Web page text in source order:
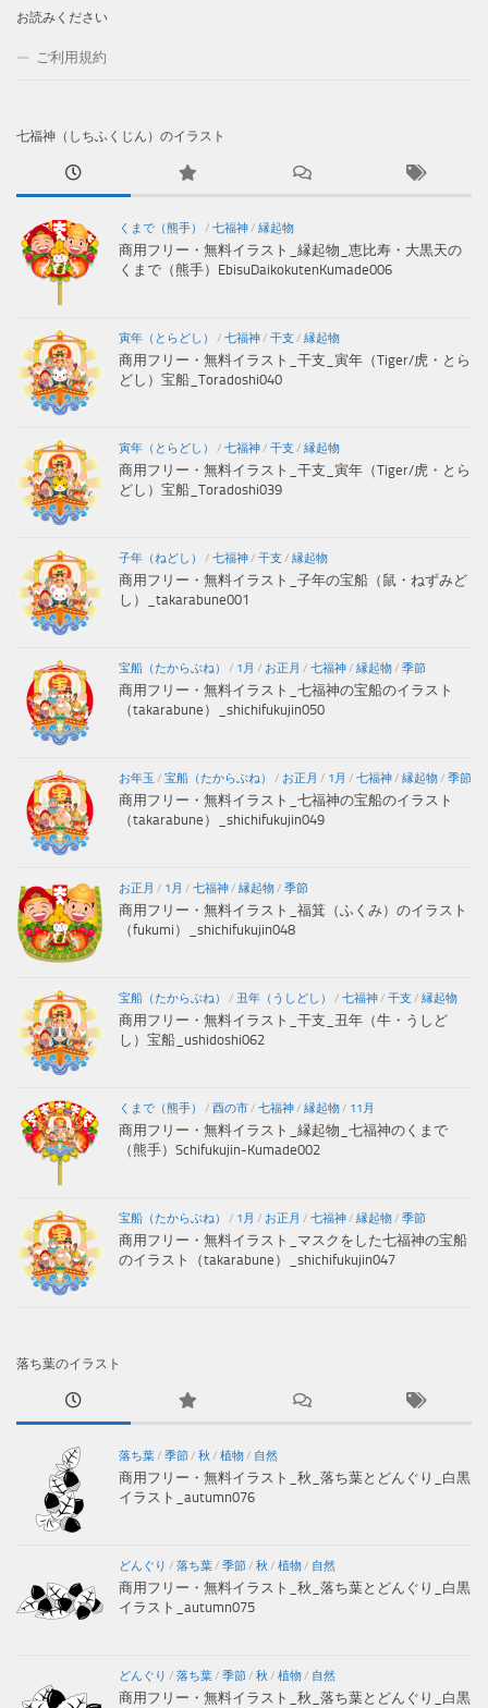
お読みください
ご利用規約
七福神（しちふくじん）のイラスト
くまで（熊手） / 七福神/ 縁起物
商用フリー・無料イラスト_縁起物_恵比寿・大黒天の
くまで（熊手）EbisuDaikokutenKumade006
寅年（とらどし） / 七福神/ 干支 / 縁起物
商用フリー・無料イラスト_干支_寅年（Tiger/虎・とら
どし）宝船_Toradoshi040
寅年（とらどし） / 七福神/ 干支 / 縁起物
商用フリー・無料イラスト_干支_寅年（Tiger/虎・とら
どし）宝船_Toradoshi039
子年（ねどし） / 七福神/ 干支 / 縁起物
商用フリー・無料イラスト_子年の宝船（鼠・ねずみど
し）_takarabune001
宝船（たからぶね） / 1月 / お正月 / 七福神/ 縁起物/ 季節
商用フリー・無料イラスト_七福神の宝船のイラスト
（takarabune）_shichifukujin050
お年玉 / 宝船（たからぶね） / お正月 / 1月 / 七福神/ 縁起物/ 季節
商用フリー・無料イラスト_七福神の宝船のイラスト
（takarabune）_shichifukujin049
お正月 / 1月 / 七福神/ 縁起物/ 季節
商用フリー・無料イラスト_福箕（ふくみ）のイラスト
（fukumi）_shichifukujin048
宝船（たからぶね） / 丑年（うしどし） / 七福神/ 干支 / 縁起物
商用フリー・無料イラスト_干支_丑年（牛・うしど
し）宝船_ushidoshi062
くまで（熊手） / 酉の市/ 七福神/ 縁起物/ 11月
商用フリー・無料イラスト_縁起物_七福神のくまで
（熊手）Schifukujin-Kumade002
宝船（たからぶね） / 1月 / お正月 / 七福神/ 縁起物/ 季節
商用フリー・無料イラスト_マスクをした七福神の宝船
のイラスト（takarabune）_shichifukujin047
落ち葉のイラスト
落ち葉/ 季節/ 秋 / 植物/ 自然
商用フリー・無料イラスト_秋_落ち葉とどんぐり_白黒
イラスト_autumn076
どんぐり / 落ち葉/ 季節/ 秋 / 植物/ 自然
商用フリー・無料イラスト_秋_落ち葉とどんぐり_白黒
イラスト_autumn075
どんぐり / 落ち葉/ 季節/ 秋 / 植物/ 自然
商用フリー・無料イラスト_秋_落ち葉とどんぐり_白黒